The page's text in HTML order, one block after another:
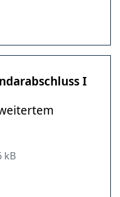
I
kB